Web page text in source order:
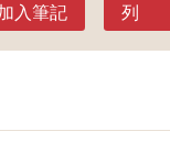
入筆記 列